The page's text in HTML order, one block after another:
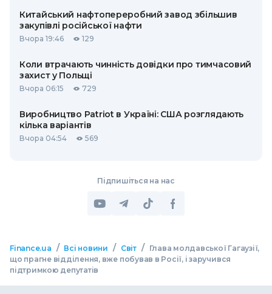
Китайський нафтопереробний завод збільшив
закупівлі російської нафти
Вчора 19:46 129
Коли втрачають чинність довідки про тимчасовий
захист у Польщі
Вчора 06:15 729
Виробництво Patriot в Україні: США розглядають
кілька варіантів
Вчора 04:54 569
Підпишіться на нас
Finance.ua / Всі новини / Світ /
Глава молдавської Гагаузії,
що прагне відділення, вже побував в Росії, і заручився
підтримкою депутатів